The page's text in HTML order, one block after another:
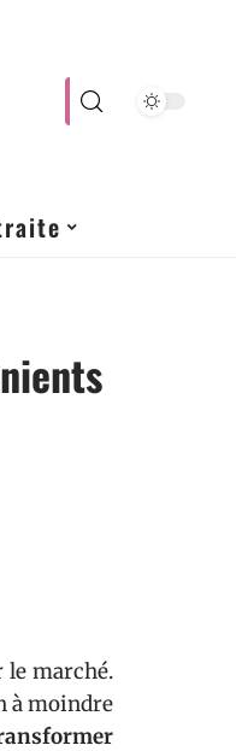
le marché.
à moindre